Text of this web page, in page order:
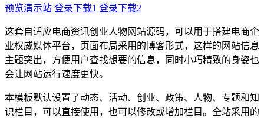
预览演示站 登录下载1 登录下载2
这套自适应电商资讯创业人物网站源码，可以用于搭建电商企
业权威媒体平台，页面布局采用的博客形式，这样的网站信息
主题突出，方便用户查找想要的信息，同时小巧精致的身姿也
会让网站运行速度更快。
本模板默认设置了动态、活动、创业、政策、人物、专题和知
识栏目，可以直接使用，也可以修改或增加栏目。全站采用的